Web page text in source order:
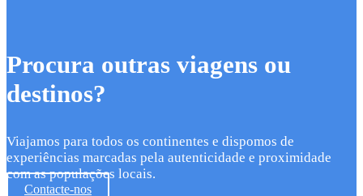
Procura outras viagens ou
destinos?
Viajamos para todos os continentes e dispomos de
experiências marcadas pela autenticidade e proximidade
com as populações locais.
Contacte-nos